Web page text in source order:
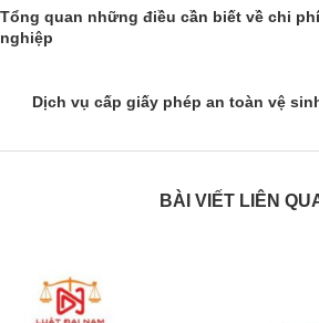
Tổng quan những điều cần biết về chi
nghiệp
Dịch vụ cấp giấy phép an toàn vệ
BÀI VIẾT LIÊN